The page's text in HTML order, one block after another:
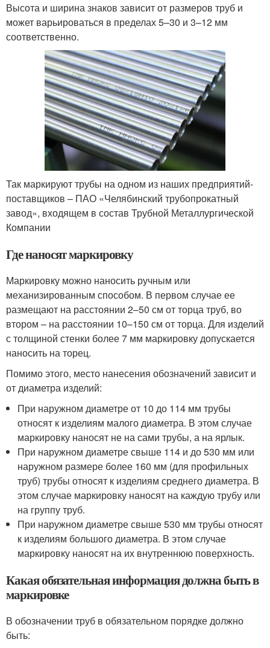
Высота и ширина знаков зависит от размеров труб и
может варьироваться в пределах 5–30 и 3–12 мм
соответственно.
Так маркируют трубы на одном из наших предприятий-
поставщиков – ПАО «Челябинский трубопрокатный
завод», входящем в состав Трубной Металлургической
Компании
Где наносят маркировку
Маркировку можно наносить ручным или
механизированным способом. В первом случае ее
размещают на расстоянии 2–50 см от торца труб, во
втором – на расстоянии 10–150 см от торца. Для изделий
с толщиной стенки более 7 мм маркировку допускается
наносить на торец.
Помимо этого, место нанесения обозначений зависит и
от диаметра изделий:
При наружном диаметре от 10 до 114 мм трубы
относят к изделиям малого диаметра. В этом случае
маркировку наносят не на сами трубы, а на ярлык.
При наружном диаметре свыше 114 и до 530 мм или
наружном размере более 160 мм (для профильных
труб) трубы относят к изделиям среднего диаметра. В
этом случае маркировку наносят на каждую трубу или
на группу труб.
При наружном диаметре свыше 530 мм трубы относят
к изделиям большого диаметра. В этом случае
маркировку наносят на их внутреннюю поверхность.
Какая обязательная информация должна быть в
маркировке
В обозначении труб в обязательном порядке должно
быть: